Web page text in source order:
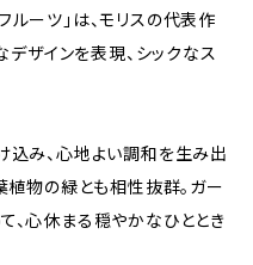
ルーツ」は、モリスの代表作
ザインを表現、シックなス
込み、心地よい調和を生み出
植物の緑とも相性抜群。ガー
、心休まる穏やかなひととき